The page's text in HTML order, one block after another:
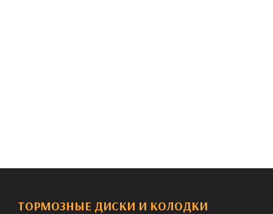
ТОРМОЗНЫЕ ДИСКИ И КОЛОДКИ